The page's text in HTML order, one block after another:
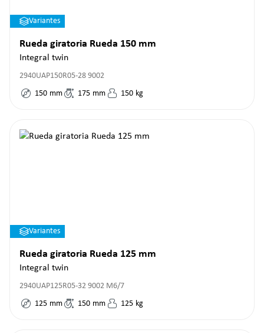
Variantes
Rueda giratoria Rueda 150 mm
Integral twin
2940UAP150R05-28 9002
150 mm 175 mm 150 kg
Variantes
Rueda giratoria Rueda 125 mm
Integral twin
2940UAP125R05-32 9002 M6/7
125 mm 150 mm 125 kg